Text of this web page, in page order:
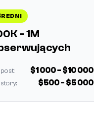
- 1M
$1 000 - $10 000
$500 - $5 000